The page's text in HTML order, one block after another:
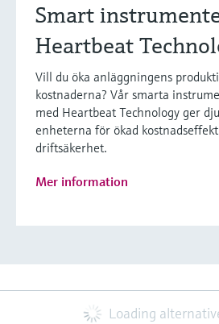
Smart
Heartbeat
Vill du öka anläggningens
kostnaderna? Vår smarta
med Heartbeat Technology ger
enheterna för ökad
driftsäkerhet.
Mer information
Loading